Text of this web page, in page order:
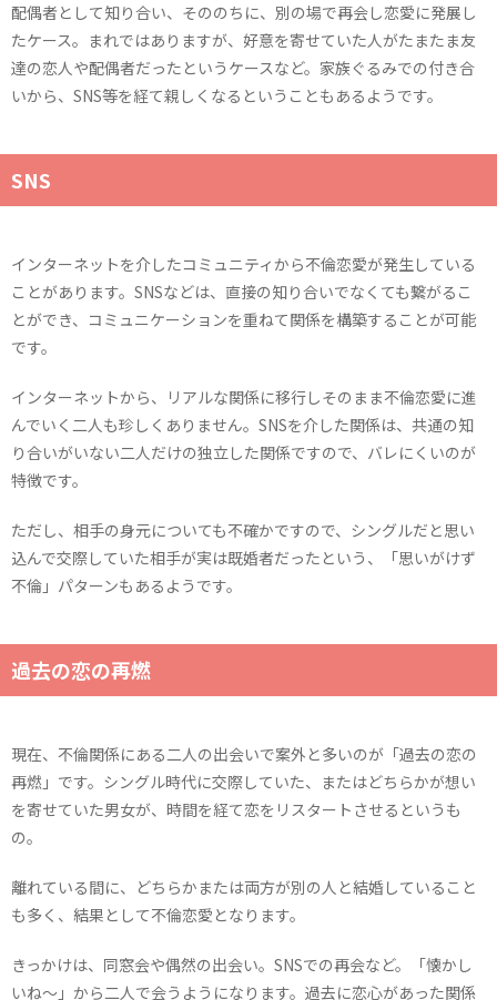
配偶者として知り合い、そののちに、別の場で再会し恋愛に発展し
たケース。まれではありますが、好意を寄せていた人がたまたま友
達の恋人や配偶者だったというケースなど。家族ぐるみでの付き合
いから、SNS等を経て親しくなるということもあるようです。
SNS
インターネットを介したコミュニティから不倫恋愛が発生している
ことがあります。SNSなどは、直接の知り合いでなくても繋がるこ
とができ、コミュニケーションを重ねて関係を構築することが可能
です。
インターネットから、リアルな関係に移行しそのまま不倫恋愛に進
んでいく二人も珍しくありません。SNSを介した関係は、共通の知
り合いがいない二人だけの独立した関係ですので、バレにくいのが
特徴です。
ただし、相手の身元についても不確かですので、シングルだと思い
込んで交際していた相手が実は既婚者だったという、「思いがけず
不倫」パターンもあるようです。
過去の恋の再燃
現在、不倫関係にある二人の出会いで案外と多いのが「過去の恋の
再燃」です。シングル時代に交際していた、またはどちらかが想い
を寄せていた男女が、時間を経て恋をリスタートさせるというも
の。
離れている間に、どちらかまたは両方が別の人と結婚していること
も多く、結果として不倫恋愛となります。
きっかけは、同窓会や偶然の出会い。SNSでの再会など。「懐かし
いね～」から二人で会うようになります。過去に恋心があった関係